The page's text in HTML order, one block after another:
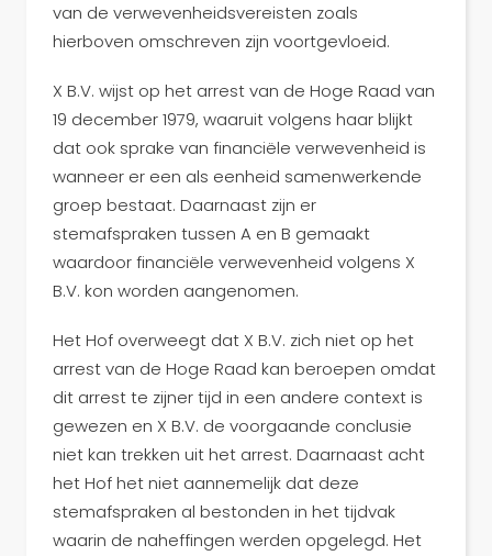
van de verwevenheidsvereisten zoals
hierboven omschreven zijn voortgevloeid.
X B.V. wijst op het arrest van de Hoge Raad van
19 december 1979, waaruit volgens haar blijkt
dat ook sprake van financiële verwevenheid is
wanneer er een als eenheid samenwerkende
groep bestaat. Daarnaast zijn er
stemafspraken tussen A en B gemaakt
waardoor financiële verwevenheid volgens X
B.V. kon worden aangenomen.
Het Hof overweegt dat X B.V. zich niet op het
arrest van de Hoge Raad kan beroepen omdat
dit arrest te zijner tijd in een andere context is
gewezen en X B.V. de voorgaande conclusie
niet kan trekken uit het arrest. Daarnaast acht
het Hof het niet aannemelijk dat deze
stemafspraken al bestonden in het tijdvak
waarin de naheffingen werden opgelegd. Het